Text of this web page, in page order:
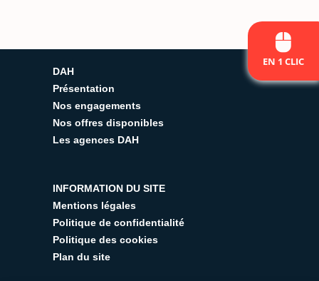
EN 1 CLIC
DAH
Présentation
Nos engagements
Nos offres disponibles
Les agences DAH
INFORMATION DU SITE
Mentions légales
Politique de confidentialité
Politique des cookies
Plan du site